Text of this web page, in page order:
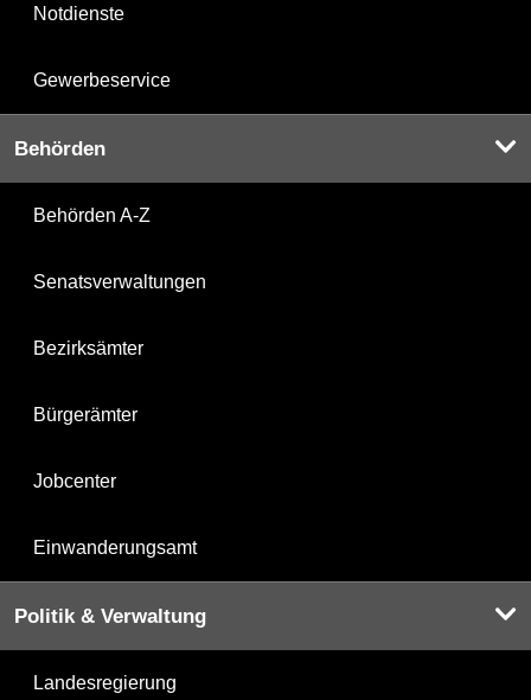
Notdienste
Gewerbeservice
Behörden
Behörden A-Z
Senatsverwaltungen
Bezirksämter
Bürgerämter
Jobcenter
Einwanderungsamt
Politik & Verwaltung
Landesregierung